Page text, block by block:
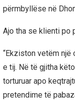
përmbyllëse në
Ajo tha se klienti po
“Ekziston vetëm
e tij. Në të gjitha
torturuar apo
pretendime të